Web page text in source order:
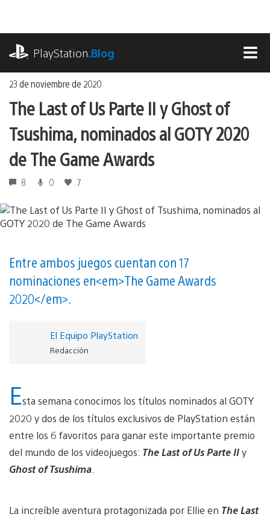
contenido
PlayStation.Blog
23 de noviembre de 2020
The Last of Us Parte II y Ghost of
Tsushima, nominados al GOTY 2020
de The Game Awards
8 0 7
Entre ambos juegos cuentan con 17
nominaciones en <em>The Game Awards
2020</em>.
El Equipo PlayStation
Redacción
Esta semana conocimos los títulos nominados al GOTY
2020 y dos de los títulos exclusivos de PlayStation están
entre los 6 favoritos para ganar este importante premio
del mundo de los videojuegos: The Last of Us Parte IIy
Ghost of Tsushima
La increíble aventura protagonizada por Ellie en The Last